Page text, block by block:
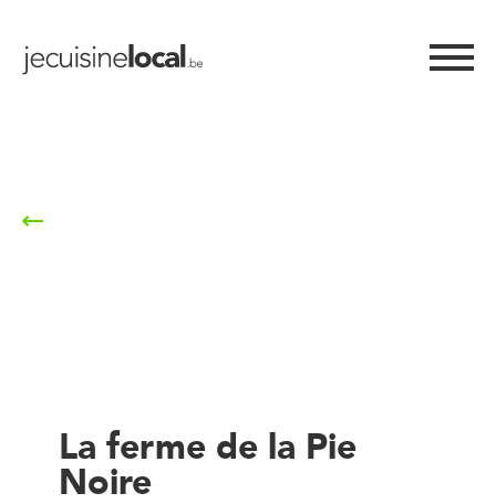
La ferme de la Pie
Noire